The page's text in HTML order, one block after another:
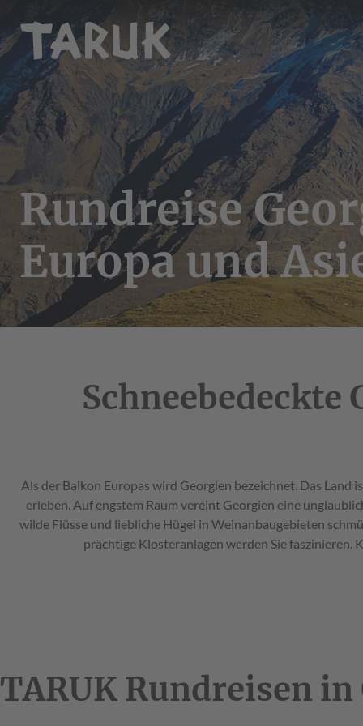
Rundreise
Europa und
Als der Balkon Europas wird Georgien bezeichnet. Das
erleben. Auf engstem Raum vereint Georgien eine
wilde Flüsse und liebliche Hügel in Weinanbaugebieten
prächtige Klosteranlagen werden Sie faszinieren.
TARUK Rundreisen